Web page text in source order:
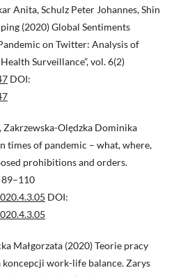
Anita, Schulz Peter Johannes, Shin
(2020) Global Sentiments
on Twitter: Analysis of
Surveillance”, vol. 6(2)
DOI:
Olędzka Dominika
times of pandemic – what, where,
prohibitions and orders.
89–110
DOI:
Małgorzata (2020) Teorie pracy
work-life balance. Zarys